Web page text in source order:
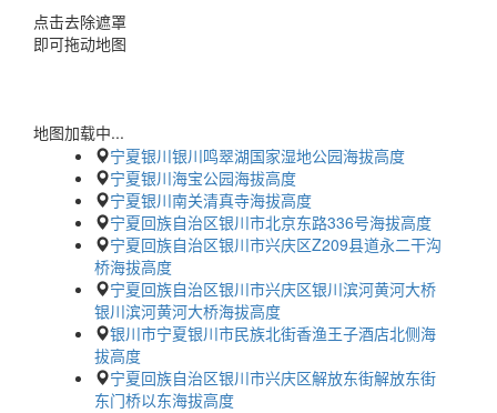
点击去除遮罩
即可拖动地图
地图加载中...
宁夏银川银川鸣翠湖国家湿地公园海拔高度
宁夏银川海宝公园海拔高度
宁夏银川南关清真寺海拔高度
宁夏回族自治区银川市北京东路336号海拔高度
宁夏回族自治区银川市兴庆区Z209县道永二干沟
桥海拔高度
宁夏回族自治区银川市兴庆区银川滨河黄河大桥
银川滨河黄河大桥海拔高度
银川市宁夏银川市民族北街香渔王子酒店北侧海
拔高度
宁夏回族自治区银川市兴庆区解放东街解放东街
东门桥以东海拔高度